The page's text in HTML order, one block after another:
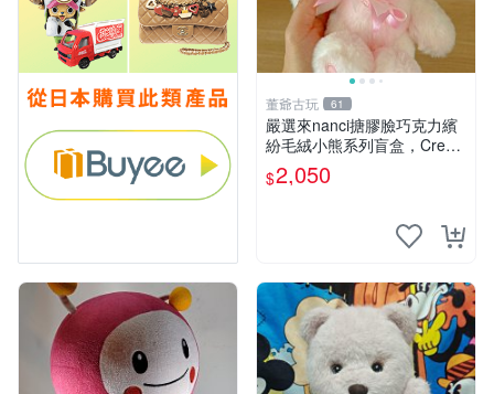
董爺古玩 61
嚴選來nanci搪膠臉巧克力繽
紛毛絨小熊系列盲盒，Crea
my櫻花巧藝盲盒 隱藏款Crea
my櫻花巧藝 嬰熊盲盒娃娃 樂
$2,050